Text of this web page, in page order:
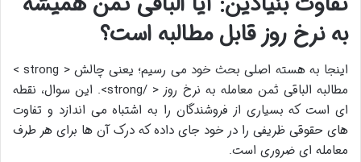
به نرخ روز قابل مطالبه است؟
اینجا به هسته اصلی بحث خود می رسیم؛ یعنی چالش < strong >
مطالبه الباقی ثمن معامله به نرخ روز < /strong>. این سوال، نقطه
ای است که بسیاری از فروشندگان را به اشتباه می اندازد و تفاوت
های حقوقی ظریفی را در خود جای داده که درک آن ها برای هر طرف
معامله ای ضروری است.